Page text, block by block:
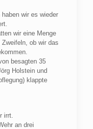
wir es wieder
wir eine Menge
ob wir das
besagten 35
Holstein und
klappte
irrt.
an drei